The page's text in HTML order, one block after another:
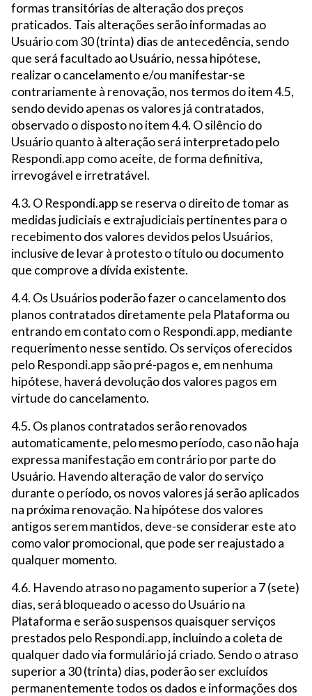
formas transitórias de alteração dos preços
praticados. Tais alterações serão informadas ao
Usuário com 30 (trinta) dias de antecedência, sendo
que será facultado ao Usuário, nessa hipótese,
realizar o cancelamento e/ou manifestar-se
contrariamente à renovação, nos termos do item 4.5,
sendo devido apenas os valores já contratados,
observado o disposto no item 4.4. O silêncio do
Usuário quanto à alteração será interpretado pelo
Respondi.app como aceite, de forma definitiva,
irrevogável e irretratável.
4.3. O Respondi.app se reserva o direito de tomar as
medidas judiciais e extrajudiciais pertinentes para o
recebimento dos valores devidos pelos Usuários,
inclusive de levar à protesto o título ou documento
que comprove a dívida existente.
4.4. Os Usuários poderão fazer o cancelamento dos
planos contratados diretamente pela Plataforma ou
entrando em contato com o Respondi.app, mediante
requerimento nesse sentido. Os serviços oferecidos
pelo Respondi.app são pré-pagos e, em nenhuma
hipótese, haverá devolução dos valores pagos em
virtude do cancelamento.
4.5. Os planos contratados serão renovados
automaticamente, pelo mesmo período, caso não haja
expressa manifestação em contrário por parte do
Usuário. Havendo alteração de valor do serviço
durante o período, os novos valores já serão aplicados
na próxima renovação. Na hipótese dos valores
antigos serem mantidos, deve-se considerar este ato
como valor promocional, que pode ser reajustado a
qualquer momento.
4.6. Havendo atraso no pagamento superior a 7 (sete)
dias, será bloqueado o acesso do Usuário na
Plataforma e serão suspensos quaisquer serviços
prestados pelo Respondi.app, incluindo a coleta de
qualquer dado via formulário já criado. Sendo o atraso
superior a 30 (trinta) dias, poderão ser excluídos
permanentemente todos os dados e informações dos